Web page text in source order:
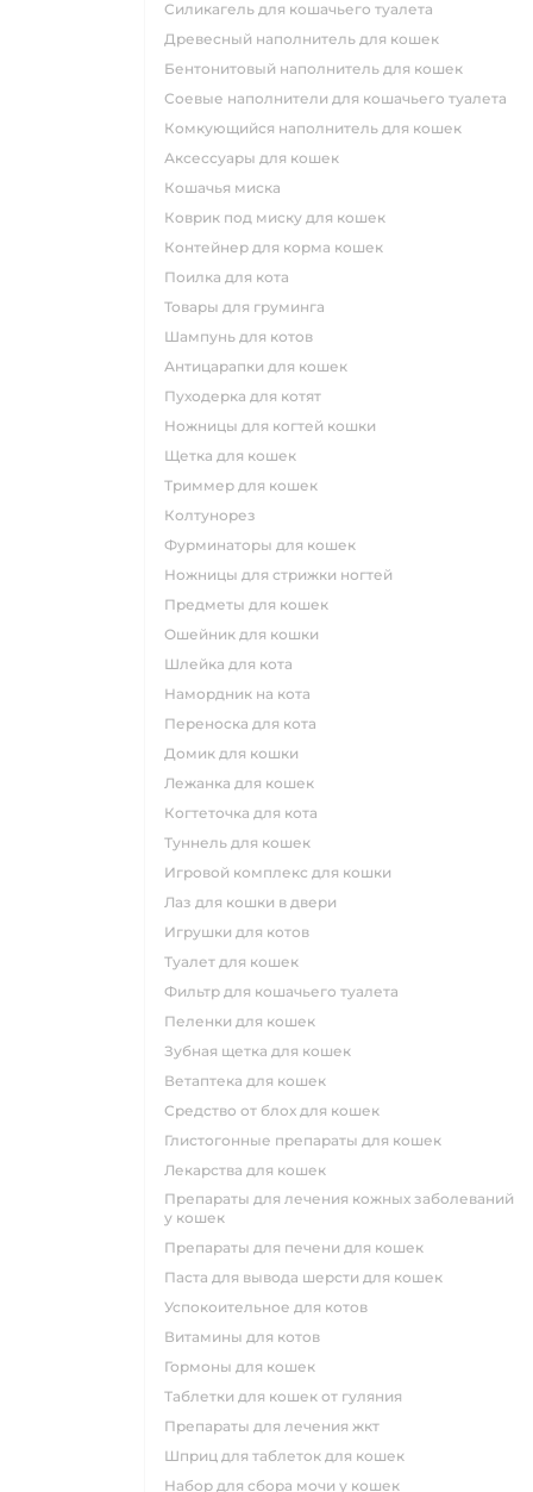
силикагель для кошачьего туалета
древесный наполнитель для кошек
бентонитовый наполнитель для кошек
соевые наполнители для кошачьего туалета
комкующийся наполнитель для кошек
аксессуары для кошек
кошачья миска
коврик под миску для кошек
контейнер для корма кошек
поилка для кота
товары для груминга
шампунь для котов
антицарапки для кошек
пуходерка для котят
ножницы для когтей кошки
щетка для кошек
триммер для кошек
колтунорез
фурминаторы для кошек
ножницы для стрижки ногтей
предметы для кошек
ошейник для кошки
шлейка для кота
намордник на кота
переноска для кота
домик для кошки
лежанка для кошек
когтеточка для кота
туннель для кошек
игровой комплекс для кошки
лаз для кошки в двери
игрушки для котов
туалет для кошек
фильтр для кошачьего туалета
пеленки для кошек
зубная щетка для кошек
ветаптека для кошек
средство от блох для кошек
глистогонные препараты для кошек
лекарства для кошек
препараты для лечения кожных заболеваний
у кошек
препараты для печени для кошек
паста для вывода шерсти для кошек
успокоительное для котов
витамины для котов
гормоны для кошек
таблетки для кошек от гуляния
препараты для лечения жкт
шприц для таблеток для кошек
набор для сбора мочи у кошек